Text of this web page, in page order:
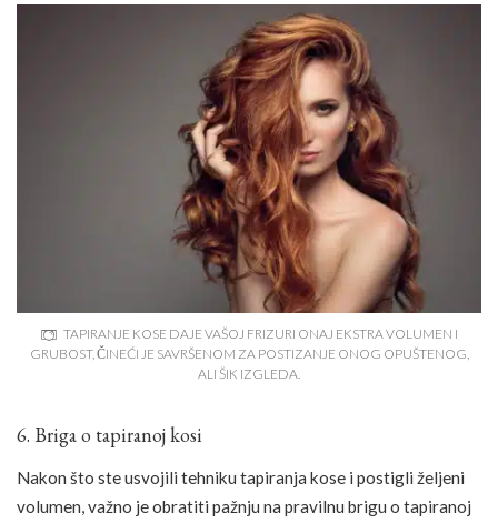
TAPIRANJE KOSE DAJE VAŠOJ FRIZURI ONAJ EKSTRA VOLUMEN I
GRUBOST, ČINEĆI JE SAVRŠENOM ZA POSTIZANJE ONOG OPUŠTENOG,
ALI ŠIK IZGLEDA.
6. Briga o tapiranoj kosi
Nakon što ste usvojili tehniku tapiranja kose i postigli željeni
volumen, važno je obratiti pažnju na pravilnu brigu o tapiranoj